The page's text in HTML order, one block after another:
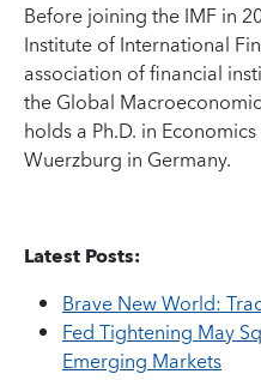
Before joining the IMF in
Institute of International
association of financial
the Global
holds a Ph.D. in
Wuerzburg in Germany.
Latest Posts:
Brave New World:
Fed Tightening May
Emerging Markets